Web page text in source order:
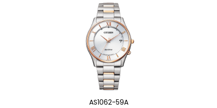
衝撃検知機能
シンプルアジャスト
国際保証3年間(購入後1年以内にMY
CITIZENご登録で国内保証5年間)
AS1062-59A